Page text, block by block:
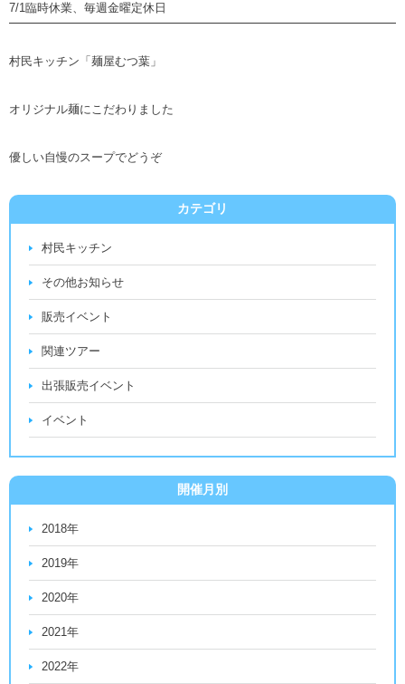
7/1臨時休業、毎週金曜定休日
村民キッチン「麺屋むつ葉」
オリジナル麺にこだわりました
優しい自慢のスープでどうぞ
カテゴリ
村民キッチン
その他お知らせ
販売イベント
関連ツアー
出張販売イベント
イベント
開催月別
2018年
2019年
2020年
2021年
2022年